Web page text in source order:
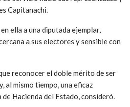
Capitanachi.
ella a una diputada ejemplar,
a sus electores y sensible con
reconocer el doble mérito de ser
al mismo tiempo, una eficaz
Hacienda del Estado, consideró.